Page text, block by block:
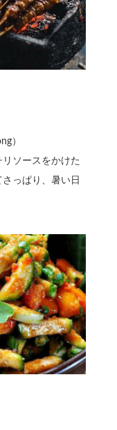
）
ソースをかけた
っぱり、暑い日